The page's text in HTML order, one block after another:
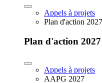
Appels à projets
Plan d'action 2027
Plan d'action 2027
Appels à projets
AAPG 2027